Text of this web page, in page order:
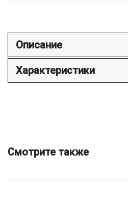
Описание
Характеристики
Смотрите также